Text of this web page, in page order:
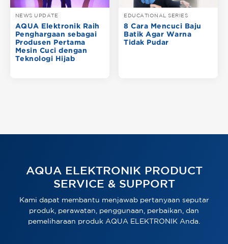
NEWS UPDATE
AQUA Elektronik Raih
Penghargaan sebagai
Produsen Pertama
Mesin Cuci dengan
Teknologi Hijab
EDUCATIONAL SERIES
8 Cara Mencuci Baju
Batik Agar Warna
Tidak Pudar
AQUA ELEKTRONIK PRODUCT
SERVICE & SUPPORT
Kami dapat membantu menjawab pertanyaan seputar
produk, perawatan, penggunaan, perbaikan, dan
pemeliharaan produk AQUA ELEKTRONIK Anda.